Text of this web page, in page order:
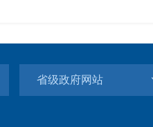
省级政府网站